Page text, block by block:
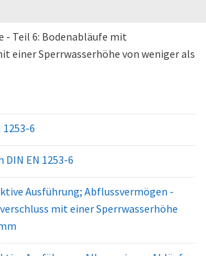
- Teil 6: Bodenabläufe mit
einer Sperrwasserhöhe von weniger als
1253-6
DIN EN 1253-6
Ausführung; Abflussvermögen -
mit einer Sperrwasserhöhe